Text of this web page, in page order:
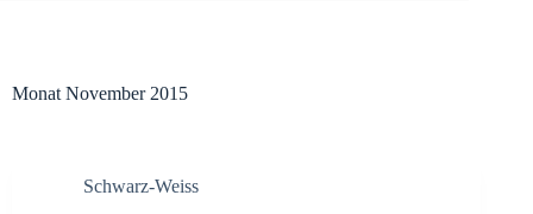
Monat November 2015
Schwarz-Weiss